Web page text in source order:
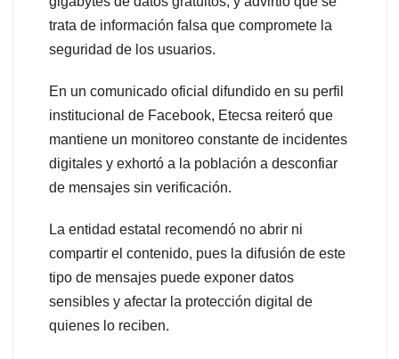
trata de información falsa que compromete la
seguridad de los usuarios.
En un comunicado oficial difundido en su perfil
institucional de Facebook, Etecsa reiteró que
mantiene un monitoreo constante de incidentes
digitales y exhortó a la población a desconfiar
de mensajes sin verificación.
La entidad estatal recomendó no abrir ni
compartir el contenido, pues la difusión de este
tipo de mensajes puede exponer datos
sensibles y afectar la protección digital de
quienes lo reciben.